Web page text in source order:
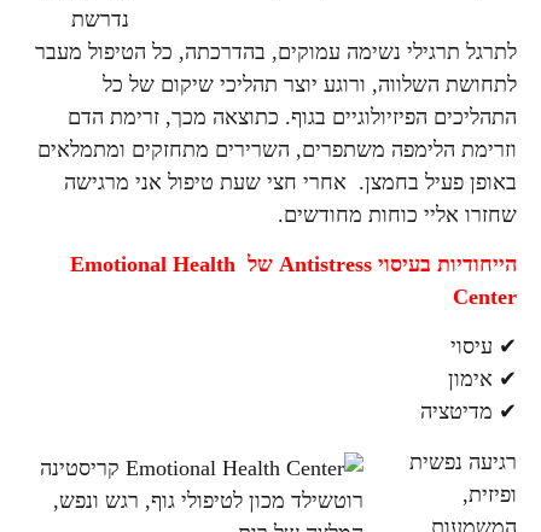
נדרשת
לתרגל תרגילי נשימה עמוקים, בהדרכתה, כל הטיפול מעבר
לתחושת השלווה, ורוגע יוצר תהליכי שיקום של כל
התהליכים הפיזיולוגיים בגוף. כתוצאה מכך, זרימת הדם
וזרימת הלימפה משתפרים, השרירים מתחזקים ומתמלאים
באופן פעיל בחמצן. אחרי חצי שעת טיפול אני מרגישה
שחזרו אליי כוחות מחודשים.
הייחודיות בעיסוי Antistress של Emotional Health
Center
✔ עיסוי
✔ אימון
✔ מדיטציה
רגיעה נפשית
ופיזית,
המשמעות